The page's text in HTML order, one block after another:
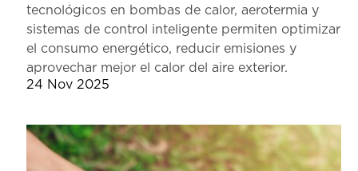
tecnológicos en bombas de calor, aerotermia y
sistemas de control inteligente permiten optimizar
el consumo energético, reducir emisiones y
aprovechar mejor el calor del aire exterior.
24 Nov 2025